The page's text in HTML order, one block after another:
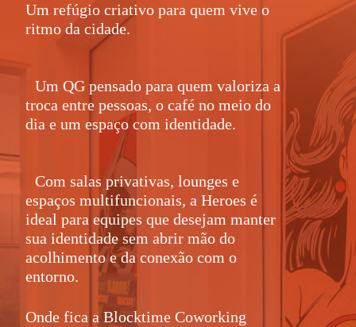
Um refúgio criativo para quem vive o
ritmo da cidade.
Um QG pensado para quem valoriza a
troca entre pessoas, o café no meio do
dia e um espaço com identidade.
Com salas privativas, lounges e
espaços multifuncionais, a Heroes é
ideal para equipes que desejam manter
sua identidade sem abrir mão do
acolhimento e da conexão com o
entorno.
Onde fica a Blocktime Coworking